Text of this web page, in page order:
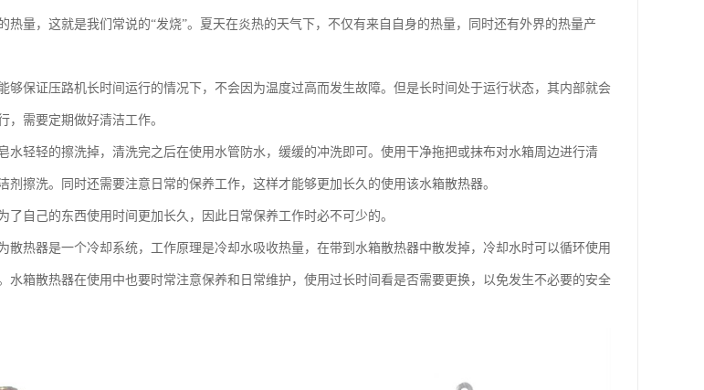
热量，这就是我们常说的“发烧”。夏天在炎热的天气下，不仅有来自自身的热量，同时还有外界的热量产
够保证压路机长时间运行的情况下，不会因为温度过高而发生故障。但是长时间处于运行状态，其内部就会
，需要定期做好清洁工作。
水轻轻的擦洗掉，清洗完之后在使用水管防水，缓缓的冲洗即可。使用干净拖把或抹布对水箱周边进行清
剂擦洗。同时还需要注意日常的保养工作，这样才能够更加长久的使用该水箱散热器。
自己的东西使用时间更加长久，因此日常保养工作时必不可少的。
散热器是一个冷却系统，工作原理是冷却水吸收热量，在带到水箱散热器中散发掉，冷却水时可以循环使用
水箱散热器在使用中也要时常注意保养和日常维护，使用过长时间看是否需要更换，以免发生不必要的安全